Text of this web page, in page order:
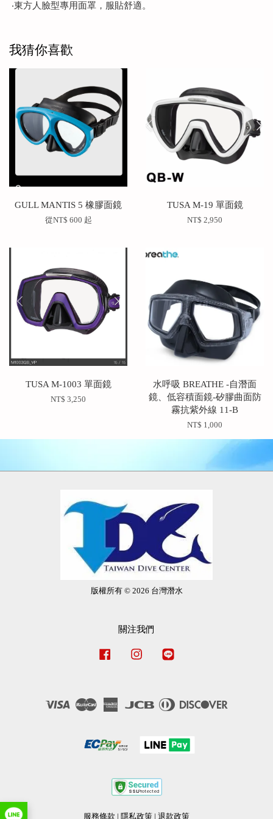
‧東方人臉型專用面罩，服貼舒適。
我猜你喜歡
GULL MANTIS 5 橡膠面鏡
從NT$ 600 起
TUSA M-19 單面鏡
NT$ 2,950
TUSA M-1003 單面鏡
NT$ 3,250
水呼吸 BREATHE -自潛面
鏡、低容積面鏡-矽膠曲面防
霧抗紫外線 11-B
NT$ 1,000
版權所有 © 2026 台灣潛水
關注我們
Facebook Instagram
Visa Master
American
JCB
Diners
服務條款 | 隱私政策 | 退款政策